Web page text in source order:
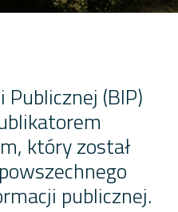
(BIP)
który został
publicznej.